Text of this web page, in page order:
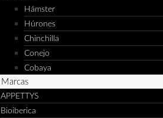
Hámster
Húrones
Chinchilla
Conejo
Cobaya
Marcas
APPETTYS
Bioiberica